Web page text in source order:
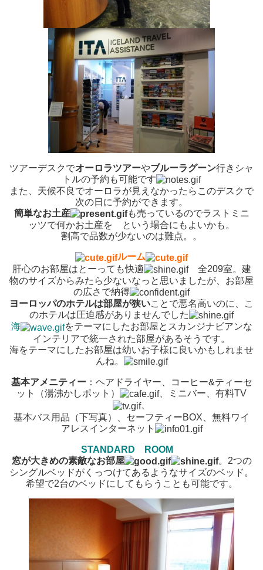
ツアーデスクでオーロラツアーやブルーラグーン行きシャ
トルの予約も可能です
また、天候不良でオーロラが見えなかったらこのデスクで
次の日に予約ができます。
簡単なお土産
も売っているのでラストミニ
ッツで何かお土産を という場合にもよいかも。
割高で品数が少ないのは難点。。
ルーム
肝心のお部屋はとーっても快適
全209室。建
物のサイズからみたら少ないなっと思いましたが、お部屋
の広さで納得
ヨーロッパのホテルは部屋が狭いことで悪名高いのに、こ
のホテルは圧迫感がありませんでした
海
をテーマにしたお部屋とスカンジナビアンな
インテリアで統一された部屋があるそうです。
海をテーマにしたお部屋は幼いお子様に良いかもしれませ
んね。
基本アメニティー：ヘアドライヤー、コーヒー&ティーセ
ット（湯沸かしポット）
、ミニバー、有料TV
、
基本バス用品（下写真）、セーフティーBOX、無料ワイ
アレスインターネット
STANDARD ROOM
窓が大きめの素敵なお部屋
。2つの
シングルベッドがくっつけてあるようなサイズのベッド。
希望で2台のベッドにしてもらうことも可能です。